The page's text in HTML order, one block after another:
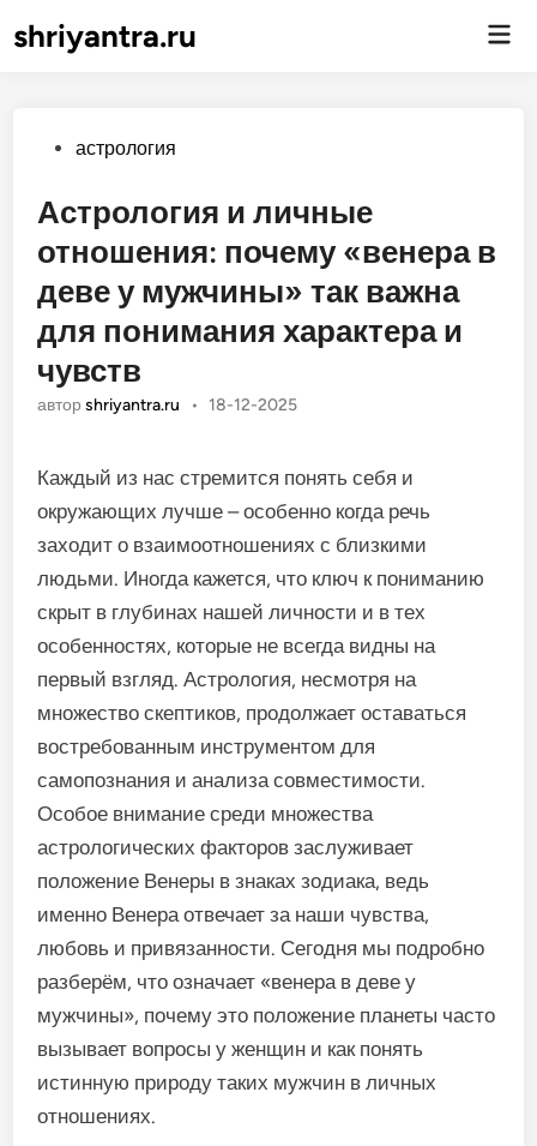
shriyantra.ru
Опубликовано
астрология
Астрология и личные
отношения: почему «венера в
деве у мужчины» так важна
для понимания характера и
чувств
авторshriyantra.ru • 18-12-2025
Каждый из нас стремится понять себя и
окружающих лучше – особенно когда речь
заходит о взаимоотношениях с близкими
людьми. Иногда кажется, что ключ к пониманию
скрыт в глубинах нашей личности и в тех
особенностях, которые не всегда видны на
первый взгляд. Астрология, несмотря на
множество скептиков, продолжает оставаться
востребованным инструментом для
самопознания и анализа совместимости.
Особое внимание среди множества
астрологических факторов заслуживает
положение Венеры в знаках зодиака, ведь
именно Венера отвечает за наши чувства,
любовь и привязанности. Сегодня мы подробно
разберём, что означает «венера в деве у
мужчины», почему это положение планеты часто
вызывает вопросы у женщин и как понять
истинную природу таких мужчин в личных
отношениях.